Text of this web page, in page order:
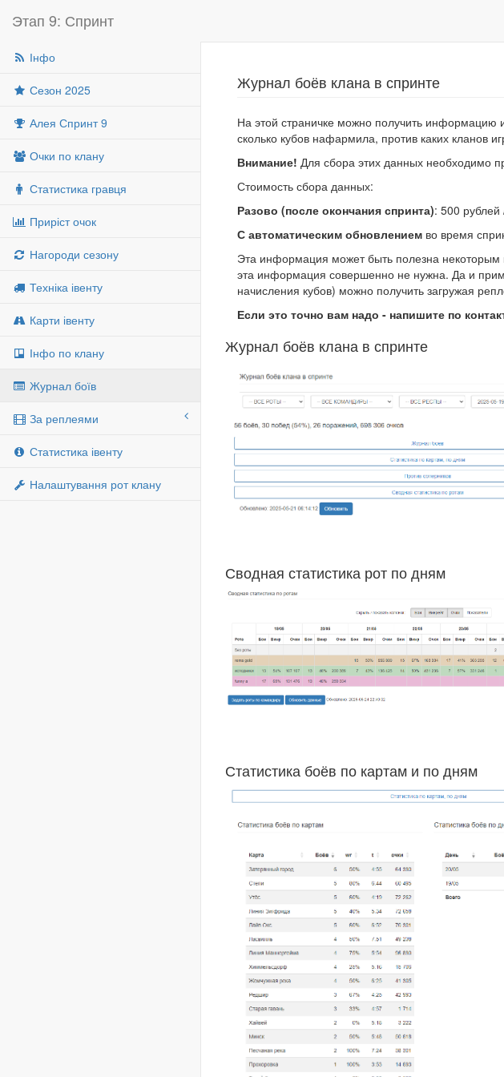
Этап 9: Спринт
Інфо
Сезон 2025
Алея Спринт 9
Очки по клану
Статистика гравця
Приріст очок
Нагороди сезону
Техніка івенту
Карти івенту
Інфо по клану
Журнал боїв
За реплеями
Статистика івенту
Налаштування рот клану
Журнал боёв клана в спринте
На этой страничке можно получить информацию
сколько кубов нафармила, против каких кланов
Внимание! Для сбора этих данных необходимо
Стоимость сбора данных:
Разово (после окончания спринта): 500 рублей
С автоматическим обновлением во время
Эта информация может быть полезна некоторым
эта информация совершенно не нужна. Да и
начисления кубов) можно получить загружая
Если это точно вам надо - напишите по
Журнал боёв клана в спринте
Сводная статистика рот по дням
Статистика боёв по картам и по дням